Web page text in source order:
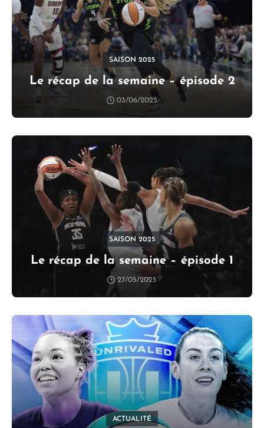
SAISON 2025
Le récap de la semaine – épisode 2
03/06/2025
SAISON 2025
Le récap de la semaine – épisode 1
27/05/2025
ACTUALITÉ